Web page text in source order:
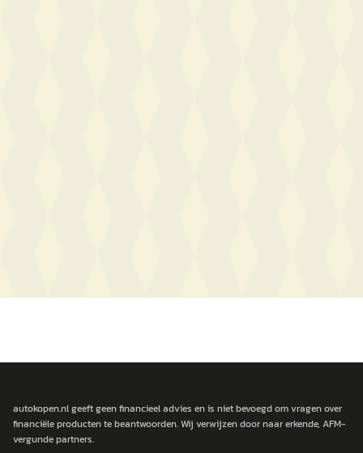
autokopen.nl geeft geen financieel advies en is niet bevoegd om vragen over
financiële producten te beantwoorden. Wij verwijzen door naar erkende, AFM-
vergunde partners.